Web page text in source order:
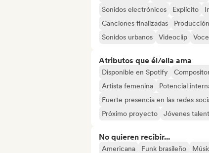
Sonidos electrónicos
Explícito
Canciones finalizadas
Sonidos urbanos
Videoclip
Atributos que él/ella ama
Disponible en Spotify
Artista femenina
Potencial
Fuerte presencia en las redes
Próximo proyecto
Jóvenes
No quieren recibir...
Americana Funk brasileño